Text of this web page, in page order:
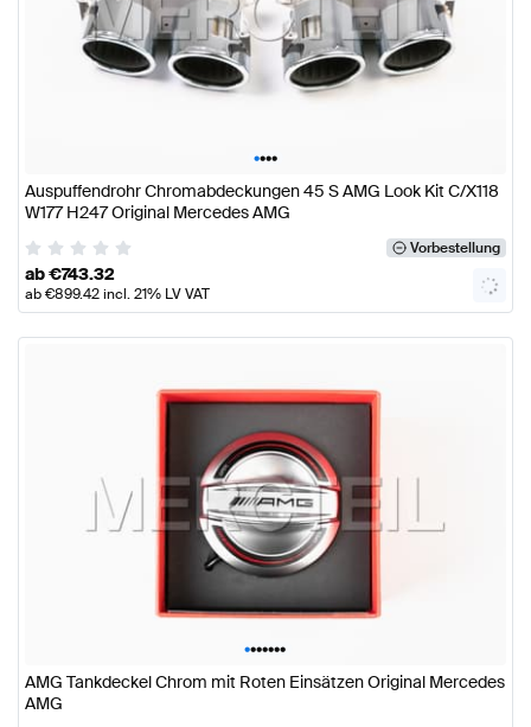
••••
Auspuffendrohr Chromabdeckungen 45 S AMG Look Kit C/X118
W177 H247 Original Mercedes AMG
Vorbestellung
ab€743.32
ab€899.42incl. 21% LV VAT
•••••••
AMG Tankdeckel Chrom mit Roten Einsätzen Original Mercedes
AMG